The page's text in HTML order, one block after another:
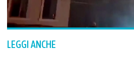
LEGGI ANCHE